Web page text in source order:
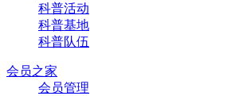
科普活动
科普基地
科普队伍
会员之家
会员管理